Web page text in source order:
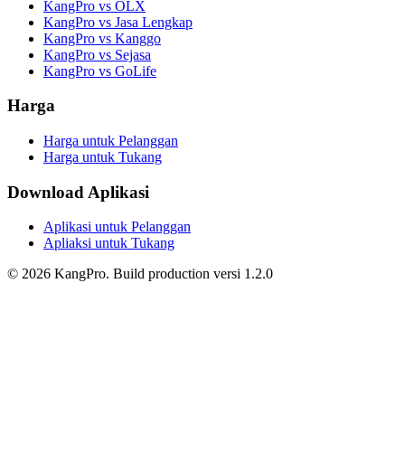
KangPro vs OLX
KangPro vs Jasa Lengkap
KangPro vs Kanggo
KangPro vs Sejasa
KangPro vs GoLife
Harga
Harga untuk Pelanggan
Harga untuk Tukang
Download Aplikasi
Aplikasi untuk Pelanggan
Apliaksi untuk Tukang
© 2026 KangPro. Build production versi 1.2.0